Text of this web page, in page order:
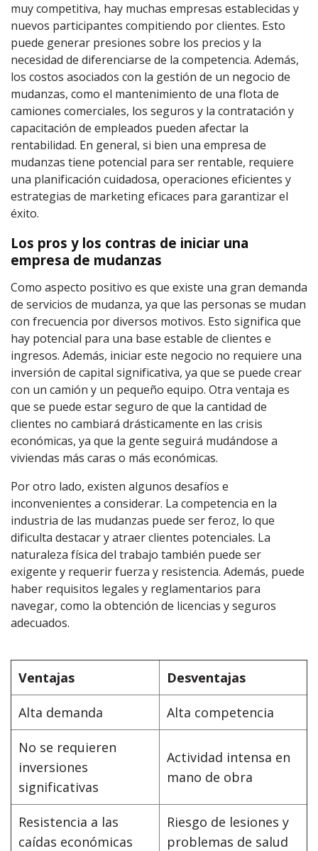
muy competitiva, hay muchas empresas establecidas y
nuevos participantes compitiendo por clientes. Esto
puede generar presiones sobre los precios y la
necesidad de diferenciarse de la competencia. Además,
los costos asociados con la gestión de un negocio de
mudanzas, como el mantenimiento de una flota de
camiones comerciales, los seguros y la contratación y
capacitación de empleados pueden afectar la
rentabilidad. En general, si bien una empresa de
mudanzas tiene potencial para ser rentable, requiere
una planificación cuidadosa, operaciones eficientes y
estrategias de marketing eficaces para garantizar el
éxito.
Los pros y los contras de iniciar una
empresa de mudanzas
Como aspecto positivo es que existe una gran demanda
de servicios de mudanza, ya que las personas se mudan
con frecuencia por diversos motivos. Esto significa que
hay potencial para una base estable de clientes e
ingresos. Además, iniciar este negocio no requiere una
inversión de capital significativa, ya que se puede crear
con un camión y un pequeño equipo. Otra ventaja es
que se puede estar seguro de que la cantidad de
clientes no cambiará drásticamente en las crisis
económicas, ya que la gente seguirá mudándose a
viviendas más caras o más económicas.
Por otro lado, existen algunos desafíos e
inconvenientes a considerar. La competencia en la
industria de las mudanzas puede ser feroz, lo que
dificulta destacar y atraer clientes potenciales. La
naturaleza física del trabajo también puede ser
exigente y requerir fuerza y resistencia. Además, puede
haber requisitos legales y reglamentarios para
navegar, como la obtención de licencias y seguros
adecuados.
Ventajas Desventajas
Alta demanda Alta competencia
No se requieren
inversiones
significativas
Actividad intensa en
mano de obra
Resistencia a las
caídas económicas
Riesgo de lesiones y
problemas de salud